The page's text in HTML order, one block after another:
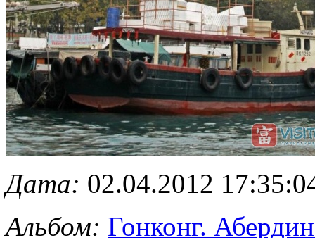
Дата: 02.04.2012
Альбом: Гонконг.